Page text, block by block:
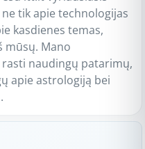
tik apie technologijas
kasdienes temas,
mūsų. Mano
naudingų patarimų,
apie astrologiją bei